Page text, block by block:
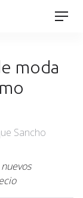
moda
Sancho